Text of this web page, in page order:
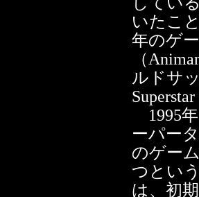
いたこ
年のゲ
（
ルドサ
1995年
ーパー
のゲー
つとい
は、初